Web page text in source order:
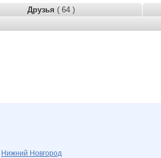
Друзья ( 64 )
Нижний Новгород